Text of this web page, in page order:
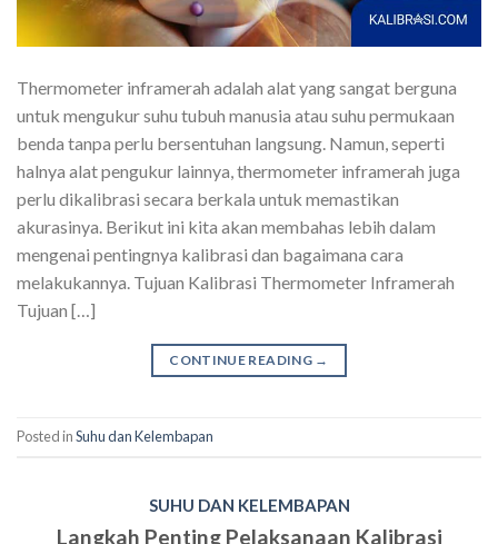
Thermometer inframerah adalah alat yang sangat berguna
untuk mengukur suhu tubuh manusia atau suhu permukaan
benda tanpa perlu bersentuhan langsung. Namun, seperti
halnya alat pengukur lainnya, thermometer inframerah juga
perlu dikalibrasi secara berkala untuk memastikan
akurasinya. Berikut ini kita akan membahas lebih dalam
mengenai pentingnya kalibrasi dan bagaimana cara
melakukannya. Tujuan Kalibrasi Thermometer Inframerah
Tujuan […]
CONTINUE READING →
Posted inSuhu dan Kelembapan
SUHU DAN KELEMBAPAN
Langkah Penting Pelaksanaan Kalibrasi